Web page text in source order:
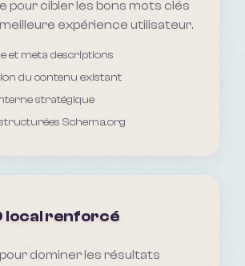
pour cibler les bons mots clés
expérience utilisateur.
et meta descriptions
du contenu existant
stratégique
Schema.org
local renforcé
dominer les résultats